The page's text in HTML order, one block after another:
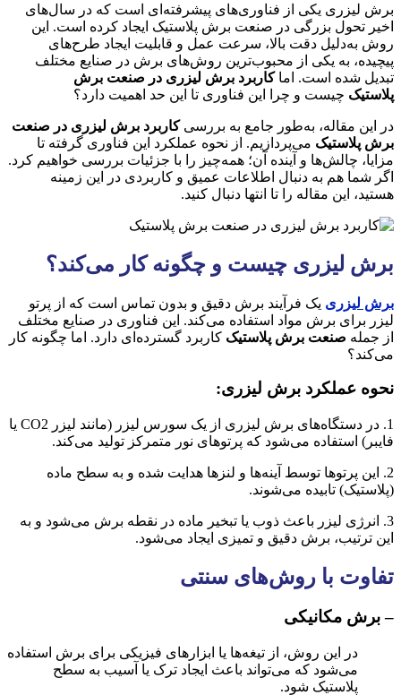
برش لیزری یکی از فناوری‌های پیشرفته‌ای است که در سال‌های
اخیر تحول بزرگی در صنعت برش پلاستیک ایجاد کرده است. این
روش به‌دلیل دقت بالا، سرعت عمل و قابلیت ایجاد طرح‌های
پیچیده، به یکی از محبوب‌ترین روش‌های برش در صنایع مختلف
تبدیل شده است. اماکاربرد برش لیزری در صنعت برش
پلاستیک چیست و چرا این فناوری تا این حد اهمیت دارد؟
در این مقاله، به‌طور جامع به بررسیکاربرد برش لیزری در صنعت
برش پلاستیک می‌پردازیم. از نحوه عملکرد این فناوری گرفته تا
مزایا، چالش‌ها و آینده آن؛ همه‌چیز را با جزئیات بررسی خواهیم کرد.
اگر شما هم به دنبال اطلاعات عمیق و کاربردی در این زمینه
هستید، این مقاله را تا انتها دنبال کنید.
برش لیزری چیست و چگونه کار می‌کند؟
برش لیزری یک فرآیند برش دقیق و بدون تماس است که از پرتو
لیزر برای برش مواد استفاده می‌کند. این فناوری در صنایع مختلف
از جمله صنعت برش پلاستیک کاربرد گسترده‌ای دارد. اما چگونه کار
می‌کند؟
نحوه عملکرد برش لیزری:
1. در دستگاه‌های برش لیزری از یک سورس لیزر (مانند لیزر CO2 یا
فایبر) استفاده می‌شود که پرتوهای نور متمرکز تولید می‌کند.
2. این پرتوها توسط آینه‌ها و لنزها هدایت شده و به سطح ماده
(پلاستیک) تابیده می‌شوند.
3. انرژی لیزر باعث ذوب یا تبخیر ماده در نقطه برش می‌شود و به
این ترتیب، برش دقیق و تمیزی ایجاد می‌شود.
تفاوت با روش‌های سنتی
– برش مکانیکی
در این روش، از تیغه‌ها یا ابزارهای فیزیکی برای برش استفاده
می‌شود که می‌تواند باعث ایجاد ترک یا آسیب به سطح
پلاستیک شود.